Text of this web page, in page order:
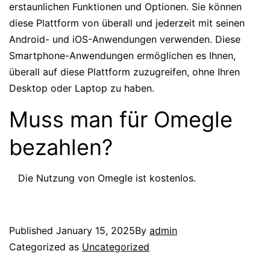
erstaunlichen Funktionen und Optionen. Sie können
diese Plattform von überall und jederzeit mit seinen
Android- und iOS-Anwendungen verwenden. Diese
Smartphone-Anwendungen ermöglichen es Ihnen,
überall auf diese Plattform zuzugreifen, ohne Ihren
Desktop oder Laptop zu haben.
Muss man für Omegle
bezahlen?
Die Nutzung von Omegle ist kostenlos.
Published January 15, 2025By admin
Categorized as Uncategorized